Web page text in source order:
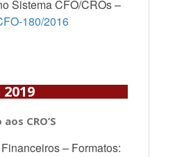
Sistema CFO/CROs –
180/2016
2019
CRO’S
– Formatos: